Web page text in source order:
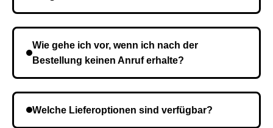
Wie gehe ich vor, wenn ich nach der
Bestellung keinen Anruf erhalte?
und wiederholen Sie gegebenenfalls die Bestellung.
Welche Lieferoptionen sind verfügbar?